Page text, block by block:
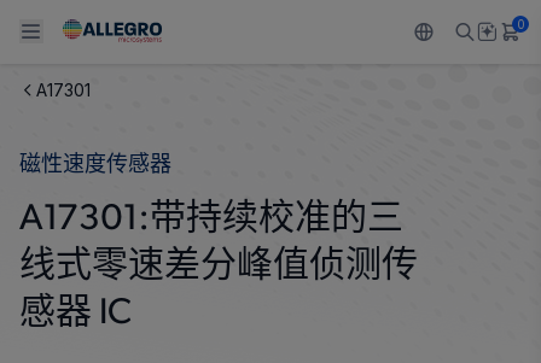
Back To Main Menu
产品
感应
调节
Back To Main Menu
应用
汽车
工业
Back To Main Menu
技术支持
设计和开发
封装
Back To Main Menu
技术资源
Resource Center
Back To Main Menu
关于 ALLEGRO
我们的公司
人才招聘
0
A17301
磁性速度传感器
A17301:带持续校准的三
线式零速差分峰值侦测传
感器 IC